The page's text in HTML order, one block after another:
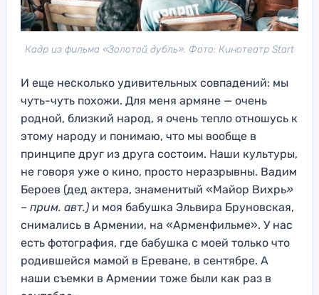
Кадр из фильма «Золотой дубль». Фото: Кинотеатр Start
И еще несколько удивительных совпадений: мы
чуть-чуть похожи. Для меня армяне — очень
родной, близкий народ, я очень тепло отношусь к
этому народу и понимаю, что мы вообще в
принципе друг из друга состоим. Наши культуры,
не говоря уже о кино, просто неразрывны. Вадим
Бероев (дед актера, знаменитый «Майор Вихрь»
– прим. авт.) и моя бабушка Эльвира Бруновская,
снимались в Армении, на «Арменфильме». У нас
есть фотография, где бабушка с моей только что
родившейся мамой в Ереване, в сентябре. А
наши съемки в Армении тоже были как раз в